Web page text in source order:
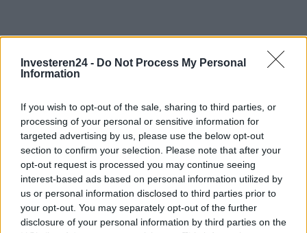
Investeren24 - Do Not Process My Personal
Information
If you wish to opt-out of the sale, sharing to third parties, or
processing of your personal or sensitive information for
targeted advertising by us, please use the below opt-out
section to confirm your selection. Please note that after your
opt-out request is processed you may continue seeing
interest-based ads based on personal information utilized by
us or personal information disclosed to third parties prior to
your opt-out. You may separately opt-out of the further
disclosure of your personal information by third parties on the
Verder lezen
NEWS